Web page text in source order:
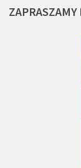
ZAPRASZAMY